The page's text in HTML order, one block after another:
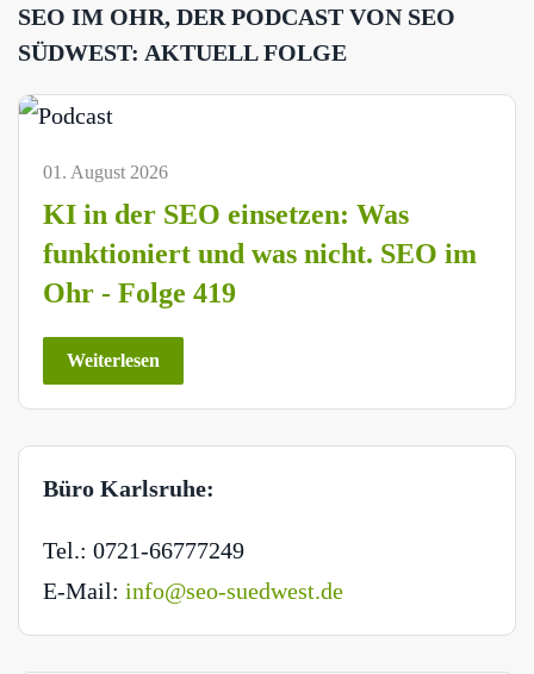
SEO IM OHR, DER PODCAST VON SEO
SÜDWEST: AKTUELL FOLGE
01. August 2026
KI in der SEO einsetzen: Was
funktioniert und was nicht. SEO im
Ohr - Folge 419
Weiterlesen
Büro Karlsruhe:
Tel.: 0721-66777249
E-Mail: info@seo-suedwest.de